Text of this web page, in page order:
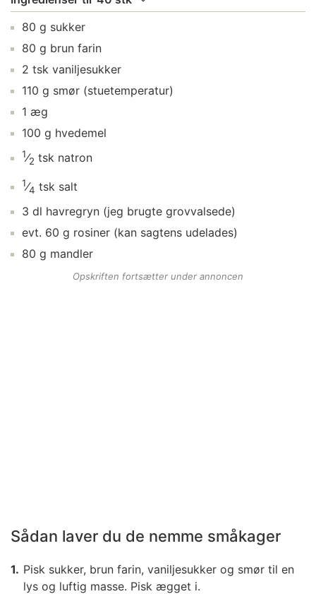
80 g sukker
80 g brun farin
2 tsk vaniljesukker
110 g smør (stuetemperatur)
1 æg
100 g hvedemel
1⁄2 tsk natron
1⁄4 tsk salt
3 dl havregryn (jeg brugte grovvalsede)
evt. 60 g rosiner (kan sagtens udelades)
80 g mandler
Opskriften fortsætter under annoncen
Sådan laver du de nemme småkager
Pisk sukker, brun farin, vaniljesukker og smør til en
lys og luftig masse. Pisk ægget i.